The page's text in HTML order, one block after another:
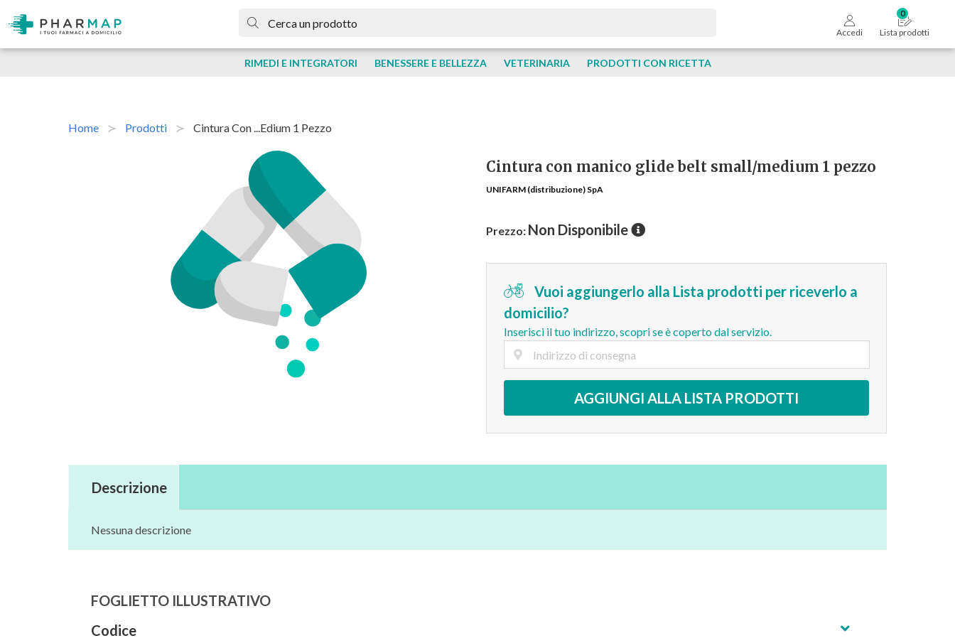
Accedi Lista prodotti
RIMEDI E INTEGRATORI BENESSERE E BELLEZZA VETERINARIA PRODOTTI CON RICETTA
Home Prodotti Cintura Con ...edium 1 Pezzo
Cintura con manico glide belt small/medium 1 pezzo
UNIFARM (distribuzione) SpA
Prezzo: Non Disponibile
Vuoi aggiungerlo alla Lista prodotti per riceverlo a
domicilio?
Inserisci il tuo indirizzo, scopri se è coperto dal servizio.
AGGIUNGI ALLA LISTA PRODOTTI
Descrizione
Nessuna descrizione
FOGLIETTO ILLUSTRATIVO
Codice